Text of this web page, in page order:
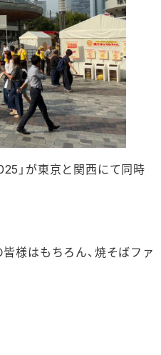
」が東京と関西にて同時
様はもちろん、焼そばファ